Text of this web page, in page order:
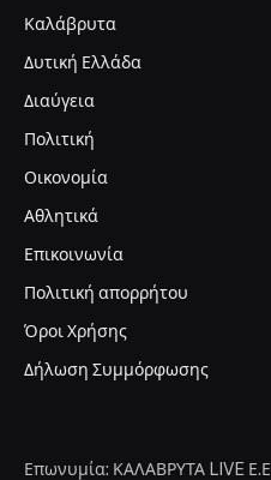
Καλάβρυτα
Δυτική Ελλάδα
Διαύγεια
Πολιτική
Οικονομία
Αθλητικά
Επικοινωνία
Πολιτική απορρήτου
Όροι Χρήσης
Δήλωση Συμμόρφωσης
Επωνυμία: ΚΑΛΑΒΡΥΤΑ LIVE Ε.Ε